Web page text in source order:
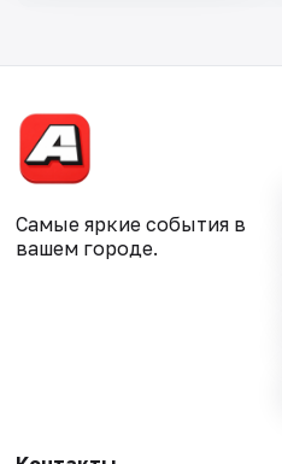
Самые яркие события в
вашем городе.